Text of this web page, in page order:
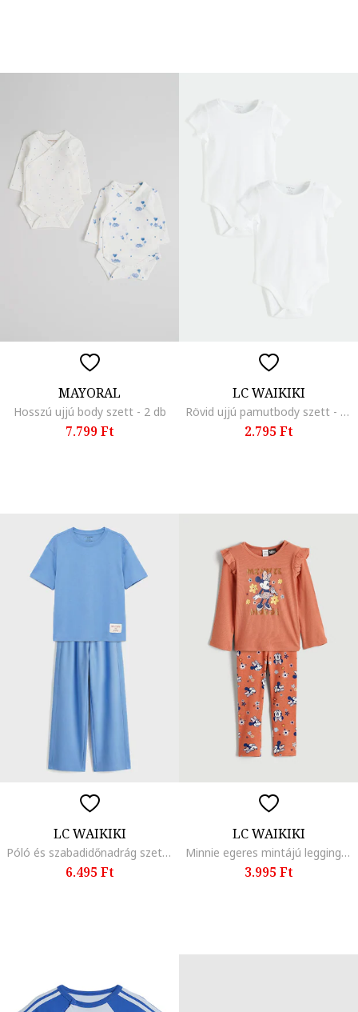
MAYORAL
Hosszú ujjú body szett - 2 db
7.799 Ft
LC WAIKIKI
Rövid ujjú pamutbody szett - 2 db, Fehér
2.795 Ft
LC WAIKIKI
Póló és szabadidőnadrág szett, Pasztellkék
6.495 Ft
LC WAIKIKI
Minnie egeres mintájú leggings és fodros felső szett, Fehér/Narancssárga/Tengerészkék
3.995 Ft